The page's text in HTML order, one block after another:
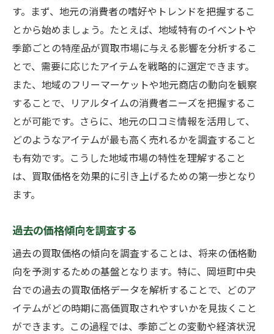
契約条件をしっかり確認する
季節ごとの買取需要を見極めて高価買取を実現
季節変動が価格に与える影響
需要が高まる時期を狙う
季節ごとの在庫管理方法
トレンド商品を予測する
市場動向と連動した戦略
高需要期に備えた準備
口コミを活用して岡垣町中央台での買取を最大
口コミを利用した業者選び
口コミを通した価格交渉のコツ
口コミがもたらす信頼性
ネガティブな口コミへの対処法
口コミから学ぶ市場の声
す。まず、地元の消費者の嗜好やトレンドを把握するこ
とから始めましょう。たとえば、地域特有のイベントや
季節ごとの特産品が買取市場に与える影響を分析するこ
とで、需要に応じたアイテムを戦略的に選定できます。
また、地域のフリーマーケットや地元商店の動向を観察
することで、リアルタイムの消費者ニーズを把握するこ
とが可能です。さらに、地元の口コミ情報を活用して、
どのようなアイテムが最も高く売れるかを調査すること
も有効です。こうした地域市場の特性を理解すること
は、買取価格を効果的に引き上げるための第一歩となり
ます。
過去の価格傾向を調査する
過去の買取価格の傾向を調査することは、将来の価格動
向を予測するための基盤となります。特に、岡垣町中央
台での過去の買取価格データを解析することで、どのア
イテムがどの時期に高価買取されやすいかを見抜くこと
ができます。この過程では、季節ごとの変動や経済状況